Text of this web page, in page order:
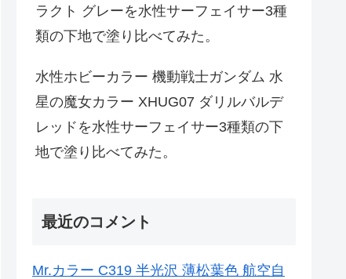
ラクト グレーを水性サーフェイサー3種
類の下地で塗り比べてみた。
水性ホビーカラー 機動戦士ガンダム 水
星の魔女カラー XHUG07 ダリルバルデ
レッドを水性サーフェイサー3種類の下
地で塗り比べてみた。
最近のコメント
Mr.カラー C319 半光沢 薄松葉色 航空自